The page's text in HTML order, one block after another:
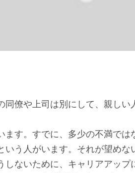
僚や上司は別にして、親し
す。すでに、多少の不満では
う人がいます。それが望めな
ないために、キャリアアップ